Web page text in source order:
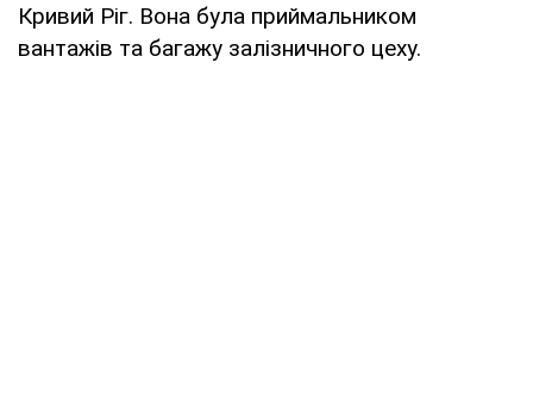
Кривий Ріг. Вона була приймальником
вантажів та багажу залізничного цеху.